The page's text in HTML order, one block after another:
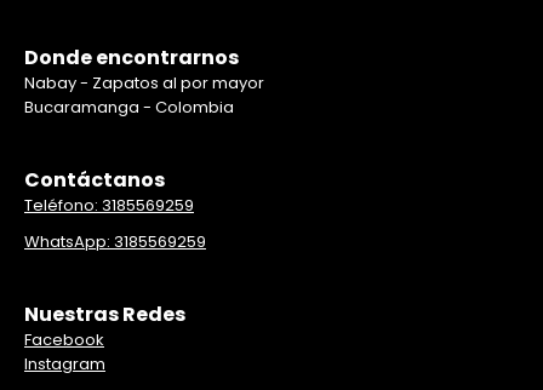
Donde encontrarnos
Nabay - Zapatos al por mayor
Bucaramanga - Colombia
Contáctanos
Teléfono: 3185569259
WhatsApp: 3185569259
Nuestras Redes
Facebook
Instagram